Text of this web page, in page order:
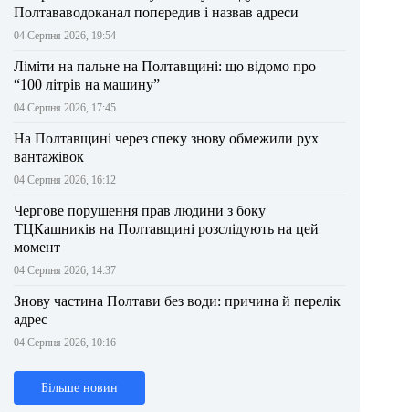
Полтававодоканал попередив і назвав адреси
04 Серпня 2026, 19:54
Ліміти на пальне на Полтавщині: що відомо про
“100 літрів на машину”
04 Серпня 2026, 17:45
На Полтавщині через спеку знову обмежили рух
вантажівок
04 Серпня 2026, 16:12
Чергове порушення прав людини з боку
ТЦКашників на Полтавщині розслідують на цей
момент
04 Серпня 2026, 14:37
Знову частина Полтави без води: причина й перелік
адрес
04 Серпня 2026, 10:16
Більше новин